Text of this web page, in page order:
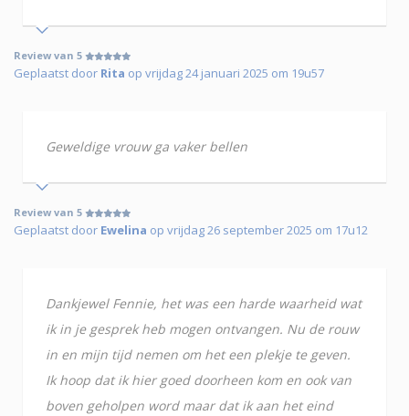
Review van 5
Geplaatst door Rita op vrijdag 24 januari 2025 om 19u57
Geweldige vrouw ga vaker bellen
Review van 5
Geplaatst door Ewelina op vrijdag 26 september 2025 om 17u12
Dankjewel Fennie, het was een harde waarheid wat
ik in je gesprek heb mogen ontvangen. Nu de rouw
in en mijn tijd nemen om het een plekje te geven.
Ik hoop dat ik hier goed doorheen kom en ook van
boven geholpen word maar dat ik aan het eind